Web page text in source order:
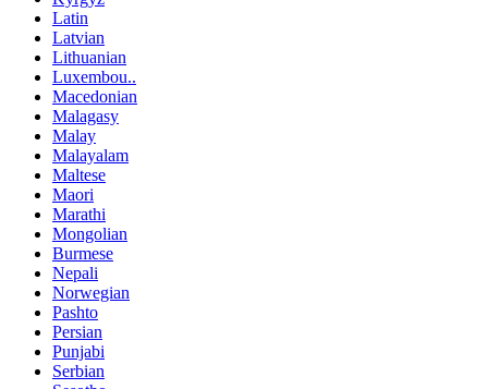
Latin
Latvian
Lithuanian
Luxembou..
Macedonian
Malagasy
Malay
Malayalam
Maltese
Maori
Marathi
Mongolian
Burmese
Nepali
Norwegian
Pashto
Persian
Punjabi
Serbian